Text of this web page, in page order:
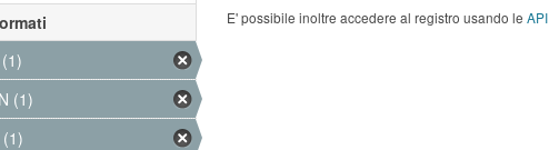
E' possibile inoltre accedere al registro usando le API
(1)